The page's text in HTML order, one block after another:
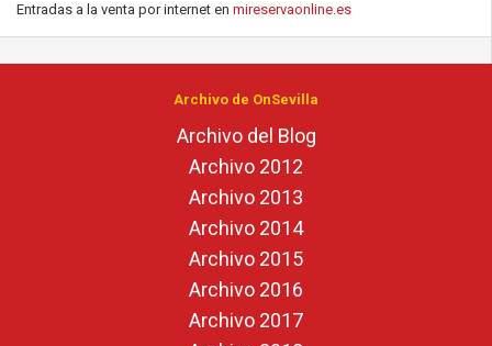
Entradas a la venta por internet en mireservaonline.es
Archivo de OnSevilla
Archivo del Blog
Archivo 2012
Archivo 2013
Archivo 2014
Archivo 2015
Archivo 2016
Archivo 2017